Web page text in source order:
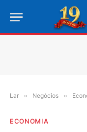
Lar » Negócios »
ECONOMIA